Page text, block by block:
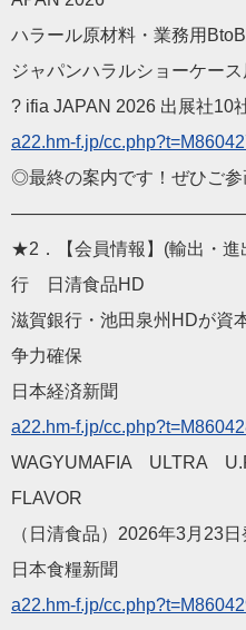
ハラール原材料・業務用
ジャパンハラルショーケー
? ifia JAPAN 2026 出展社10
a22.hm-f.jp/cc.php?t=M
◎最終の案内です！ぜひご参
——————————
★2．【会員情報】(輸出・進
行 日清食品HD
滋賀銀行・池田泉州HDが
争力確保
日本経済新聞
a22.hm-f.jp/cc.php?t=M
WAGYUMAFIA ULTRA
FLAVOR
（日清食品）2026年3月23日
日本食糧新聞
a22.hm-f.jp/cc.php?t=M